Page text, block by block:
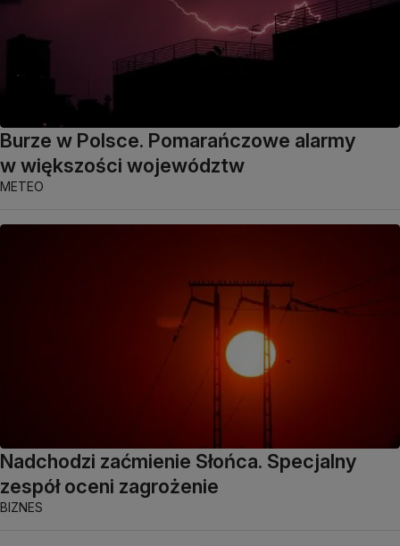
Burze w Polsce. Pomarańczowe alarmy
w większości województw
METEO
Nadchodzi zaćmienie Słońca. Specjalny
zespół oceni zagrożenie
BIZNES